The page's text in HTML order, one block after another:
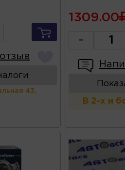
43,
1309.00
-
В 2-х и